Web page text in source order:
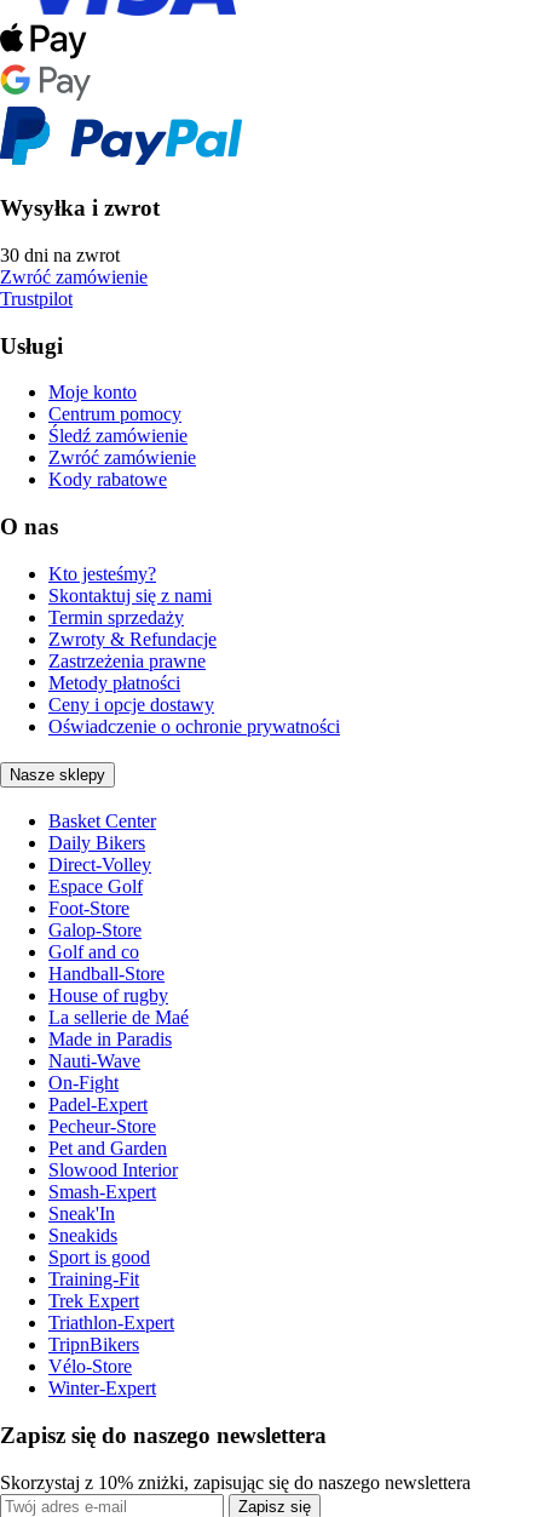
Wysyłka i zwrot
30 dni na zwrot
Zwróć zamówienie
Trustpilot
Usługi
Moje konto
Centrum pomocy
Śledź zamówienie
Zwróć zamówienie
Kody rabatowe
O nas
Kto jesteśmy?
Skontaktuj się z nami
Termin sprzedaży
Zwroty & Refundacje
Zastrzeżenia prawne
Metody płatności
Ceny i opcje dostawy
Oświadczenie o ochronie prywatności
Nasze sklepy
Basket Center
Daily Bikers
Direct-Volley
Espace Golf
Foot-Store
Galop-Store
Golf and co
Handball-Store
House of rugby
La sellerie de Maé
Made in Paradis
Nauti-Wave
On-Fight
Padel-Expert
Pecheur-Store
Pet and Garden
Slowood Interior
Smash-Expert
Sneak'In
Sneakids
Sport is good
Training-Fit
Trek Expert
Triathlon-Expert
TripnBikers
Vélo-Store
Winter-Expert
Zapisz się do naszego newslettera
Skorzystaj z 10% zniżki, zapisując się do naszego newslettera
Zapisz się